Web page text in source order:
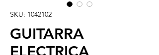
SKU: 1042102
GUITARRA